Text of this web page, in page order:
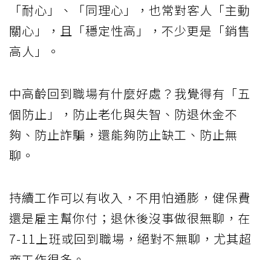
「耐心」、「同理心」，也常對客人「主動
關心」，且「穩定性高」，不少更是「銷售
高人」。
中高齡回到職場有什麼好處？我覺得有「五
個防止」，防止老化與失智、防退休金不
夠、防止詐騙，還能夠防止缺工、防止無
聊。
持續工作可以有收入，不用怕通膨，健保費
還是雇主幫你付；退休後沒事做很無聊，在
7-11上班或回到職場，絕對不無聊，尤其超